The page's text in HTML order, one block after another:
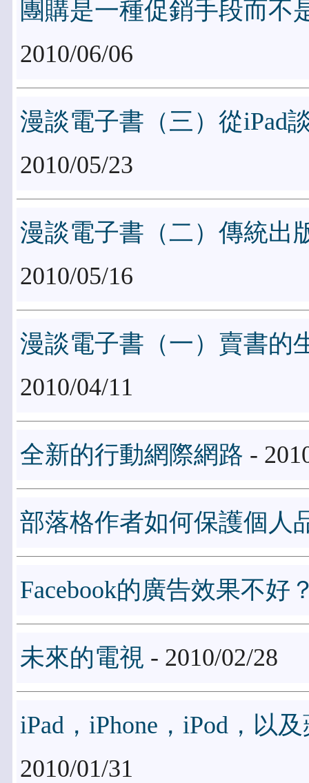
團購是一種促銷手段而不
2010/06/06
漫談電子書（三）從iPad
2010/05/23
漫談電子書（二）傳統出
2010/05/16
漫談電子書（一）賣書的
2010/04/11
全新的行動網際網路 -
部落格作者如何保護個人
Facebook的廣告效果不好
未來的電視 - 2010/02/28
iPad，iPhone，iPod，以
2010/01/31